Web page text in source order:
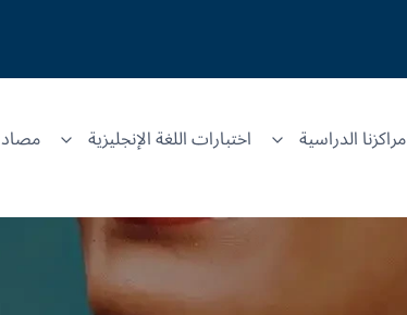
مراكزنا الدراسية اختبارات اللغة الإنجليزية